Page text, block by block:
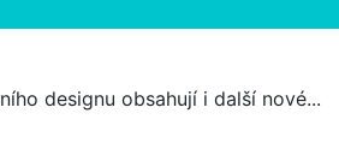
designu obsahují i další nové...